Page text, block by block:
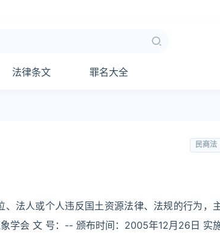
法律条文 罪名大全
民商法
法人或个人违反国土资源法律、法规的行为，
学会 文 号：-- 颁布时间：2005年12月26日 实